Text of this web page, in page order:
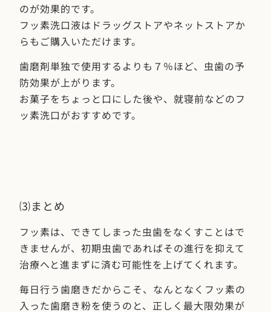
のが効果的です。
フッ素洗口液はドラッグストアやネットストアか
らもご購入いただけます。
歯磨剤単独で使用するよりも７％ほど、虫歯の予
防効果が上がります。
お菓子をちょっと口にした後や、就寝前などのフ
ッ素洗口がおすすめです。
⑶まとめ
フッ素は、できてしまった虫歯をなくすことはで
きませんが、初期虫歯であればその進行を抑えて
治療へと進まずに済む可能性を上げてくれます。
毎日行う歯磨きだからこそ、なんとなくフッ素の
入った歯磨き粉を使うのと、正しく最大限効果が